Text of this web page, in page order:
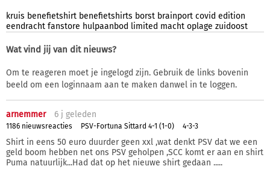
kruis benefietshirt benefietshirts borst brainport covid edition
eendracht fanstore hulpaanbod limited macht oplage zuidoost
Wat vind jij van dit nieuws?
Om te reageren moet je ingelogd zijn. Gebruik de links bovenin
beeld om een loginnaam aan te maken danwel in te loggen.
arnemmer 6 j geleden
1186 nieuwsreacties PSV-Fortuna Sittard 4-1 (1-0) 4-3-3
Shirt in eens 50 euro duurder geen xxl ,wat denkt PSV dat we een
geld boom hebben net ons PSV geholpen ,SCC komt er aan en shirt
Puma natuurlijk...Had dat op het nieuwe shirt gedaan .....